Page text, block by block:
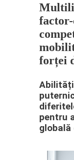
forței
pentru
globală